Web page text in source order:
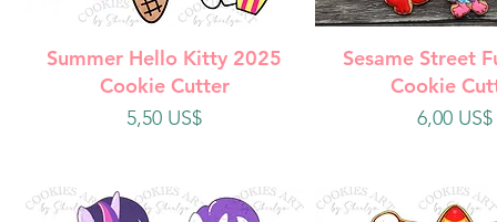
Vista rápida
Summer Hello Kitty 2025
Cookie Cutter
Precio
5,50 US$
Vista
Sesame Street
Cookie
Precio
6,00 US$